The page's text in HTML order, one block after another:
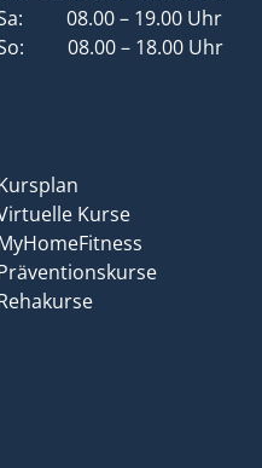
08.00 – 19.00 Uhr
08.00 – 18.00 Uhr
Kurse